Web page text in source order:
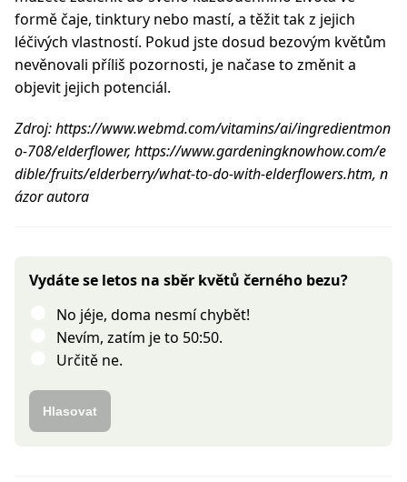
formě čaje, tinktury nebo mastí, a těžit tak z jejich
léčivých vlastností. Pokud jste dosud bezovým květům
nevěnovali příliš pozornosti, je načase to změnit a
objevit jejich potenciál.
Zdroj: https://www.webmd.com/vitamins/ai/ingredientmon
o-708/elderflower, https://www.gardeningknowhow.com/e
dible/fruits/elderberry/what-to-do-with-elderflowers.htm, n
ázor autora
Vydáte se letos na sběr květů černého bezu?
No jéje, doma nesmí chybět!
Nevím, zatím je to 50:50.
Určitě ne.
Hlasovat